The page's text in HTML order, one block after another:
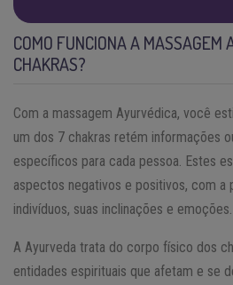
COMO FUNCIONA A MASSAGEM
CHAKRAS?
Com a massagem Ayurvédica, você
um dos 7 chakras retém informações
específicos para cada pessoa. Estes
aspectos negativos e positivos, com a
indivíduos, suas inclinações e emoções.
A Ayurveda trata do corpo físico dos
entidades espirituais que afetam e se